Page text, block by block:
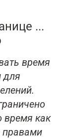
...
время
для
время как
правами